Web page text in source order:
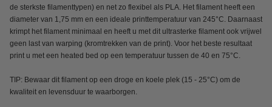
de sterkste filamenttypen) en net zo flexibel als PLA. Het filament heeft een
diameter van 1,75 mm en een ideale printtemperatuur van 245°C. Daarnaast
krimpt het filament minimaal en heeft u met dit ultrasterke filament ook vrijwel
geen last van warping (kromtrekken van de print). Voor het beste resultaat
print u met een heated bed op een temperatuur tussen de 40 en 75°C.
TIP: Bewaar dit filament op een droge en koele plek (15 - 25°C) om de
kwaliteit en levensduur te waarborgen.